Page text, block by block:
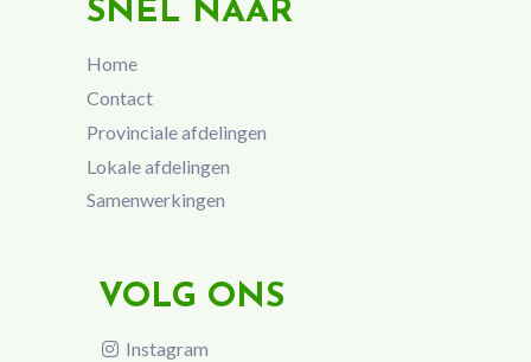
SNEL NAAR
Home
Contact
Provinciale afdelingen
Lokale afdelingen
Samenwerkingen
VOLG ONS
Instagram